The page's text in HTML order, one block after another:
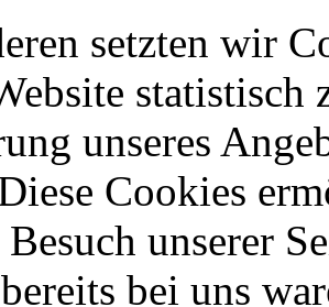
setzten wir
statistisch
unseres
Cookies
unserer
bei uns